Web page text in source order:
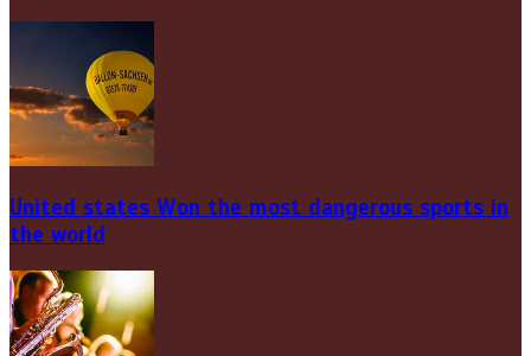
United states Won the most dangerous sports in
the world